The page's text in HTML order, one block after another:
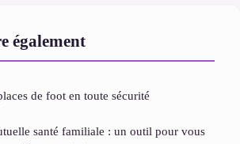
également
de foot en toute sécurité
santé familiale : un outil pour vous